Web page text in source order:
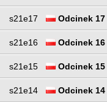
s21e17 Odcinek 17
s21e16 Odcinek 16
s21e15 Odcinek 15
s21e14 Odcinek 14